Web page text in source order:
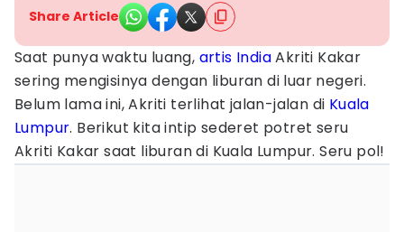
Share Article
Saat punya waktu luang, artis IndiaAkriti Kakar
sering mengisinya dengan liburan di luar negeri.
Belum lama ini, Akriti terlihat jalan-jalan di Kuala
Lumpur. Berikut kita intip sederet potret seru
Akriti Kakar saat liburan di Kuala Lumpur. Seru pol!